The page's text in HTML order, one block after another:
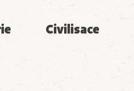
Civilisace